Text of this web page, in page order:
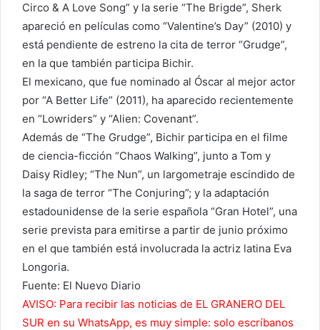
Circo & A Love Song” y la serie “The Brigde”, Sherk
apareció en películas como “Valentine’s Day” (2010) y
está pendiente de estreno la cita de terror “Grudge”,
en la que también participa Bichir.
El mexicano, que fue nominado al Óscar al mejor actor
por “A Better Life” (2011), ha aparecido recientemente
en “Lowriders” y “Alien: Covenant”.
Además de “The Grudge”, Bichir participa en el filme
de ciencia-ficción “Chaos Walking”, junto a Tom y
Daisy Ridley; “The Nun”, un largometraje escindido de
la saga de terror “The Conjuring”; y la adaptación
estadounidense de la serie española “Gran Hotel”, una
serie prevista para emitirse a partir de junio próximo
en el que también está involucrada la actriz latina Eva
Longoria.
Fuente: El Nuevo Diario
AVISO: Para recibir las noticias de EL GRANERO DEL
SUR en su WhatsApp, es muy simple: solo escríbanos